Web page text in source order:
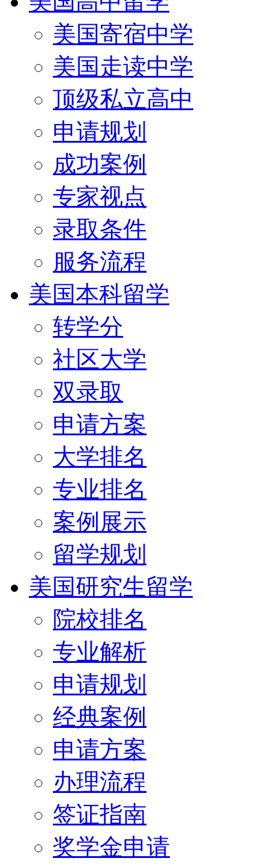
美国寄宿中学
美国走读中学
顶级私立高中
申请规划
成功案例
专家视点
录取条件
服务流程
美国本科留学
转学分
社区大学
双录取
申请方案
大学排名
专业排名
案例展示
留学规划
美国研究生留学
院校排名
专业解析
申请规划
经典案例
申请方案
办理流程
签证指南
奖学金申请